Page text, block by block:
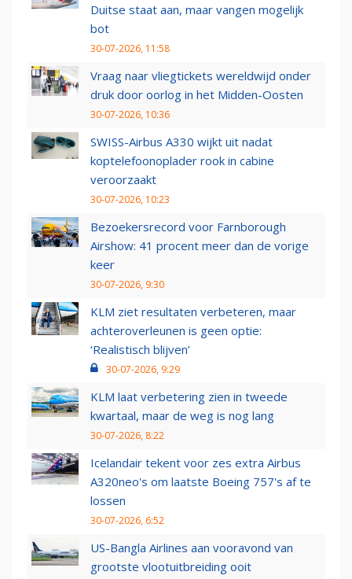
Duitse staat aan, maar vangen mogelijk
bot
30-07-2026, 11:58
Vraag naar vliegtickets wereldwijd onder
druk door oorlog in het Midden-Oosten
30-07-2026, 10:36
SWISS-Airbus A330 wijkt uit nadat
koptelefoonoplader rook in cabine
veroorzaakt
30-07-2026, 10:23
Bezoekersrecord voor Farnborough
Airshow: 41 procent meer dan de vorige
keer
30-07-2026, 9:30
KLM ziet resultaten verbeteren, maar
achteroverleunen is geen optie:
‘Realistisch blijven’
30-07-2026, 9:29
KLM laat verbetering zien in tweede
kwartaal, maar de weg is nog lang
30-07-2026, 8:22
Icelandair tekent voor zes extra Airbus
A320neo's om laatste Boeing 757's af te
lossen
30-07-2026, 6:52
US-Bangla Airlines aan vooravond van
grootste vlootuitbreiding ooit